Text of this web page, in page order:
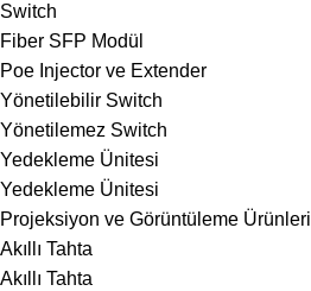
Switch
Fiber SFP Modül
Poe Injector ve Extender
Yönetilebilir Switch
Yönetilemez Switch
Yedekleme Ünitesi
Yedekleme Ünitesi
Projeksiyon ve Görüntüleme Ürünleri
Akıllı Tahta
Akıllı Tahta